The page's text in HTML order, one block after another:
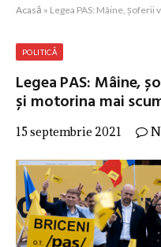
Acasă » Legea PAS: Mâine, șoferii vor
POLITICĂ
Legea PAS: Mâine,
și motorina mai
15 septembrie 2021